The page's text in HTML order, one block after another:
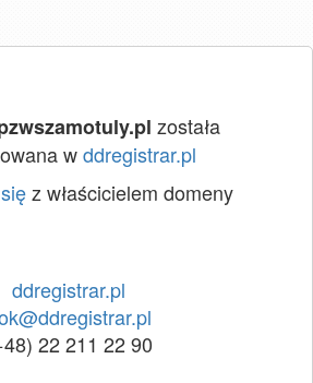
została
wddregistrar.pl
z właścicielem domeny
ddregistrar.pl
22 211 22 90